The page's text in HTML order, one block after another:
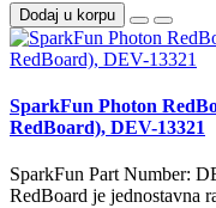
Dodaj u korpu
SparkFun Photon
RedBoard), DEV-13321
SparkFun Part Number:
RedBoard je jednostavna